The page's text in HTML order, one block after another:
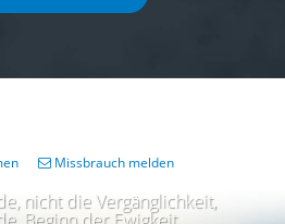
nicht die Vergänglichkeit,
Missbrauch melden